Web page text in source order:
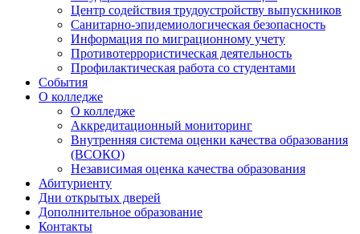
Центр содействия трудоустройству выпускников
Санитарно-эпидемиологическая безопасность
Информация по миграционному учету
Противотеррористическая деятельность
Профилактическая работа со студентами
События
О колледже
О колледже
Аккредитационный мониторинг
Внутренняя система оценки качества образования
(ВСОКО)
Независимая оценка качества образования
Абитуриенту
Дни открытых дверей
Дополнительное образование
Контакты